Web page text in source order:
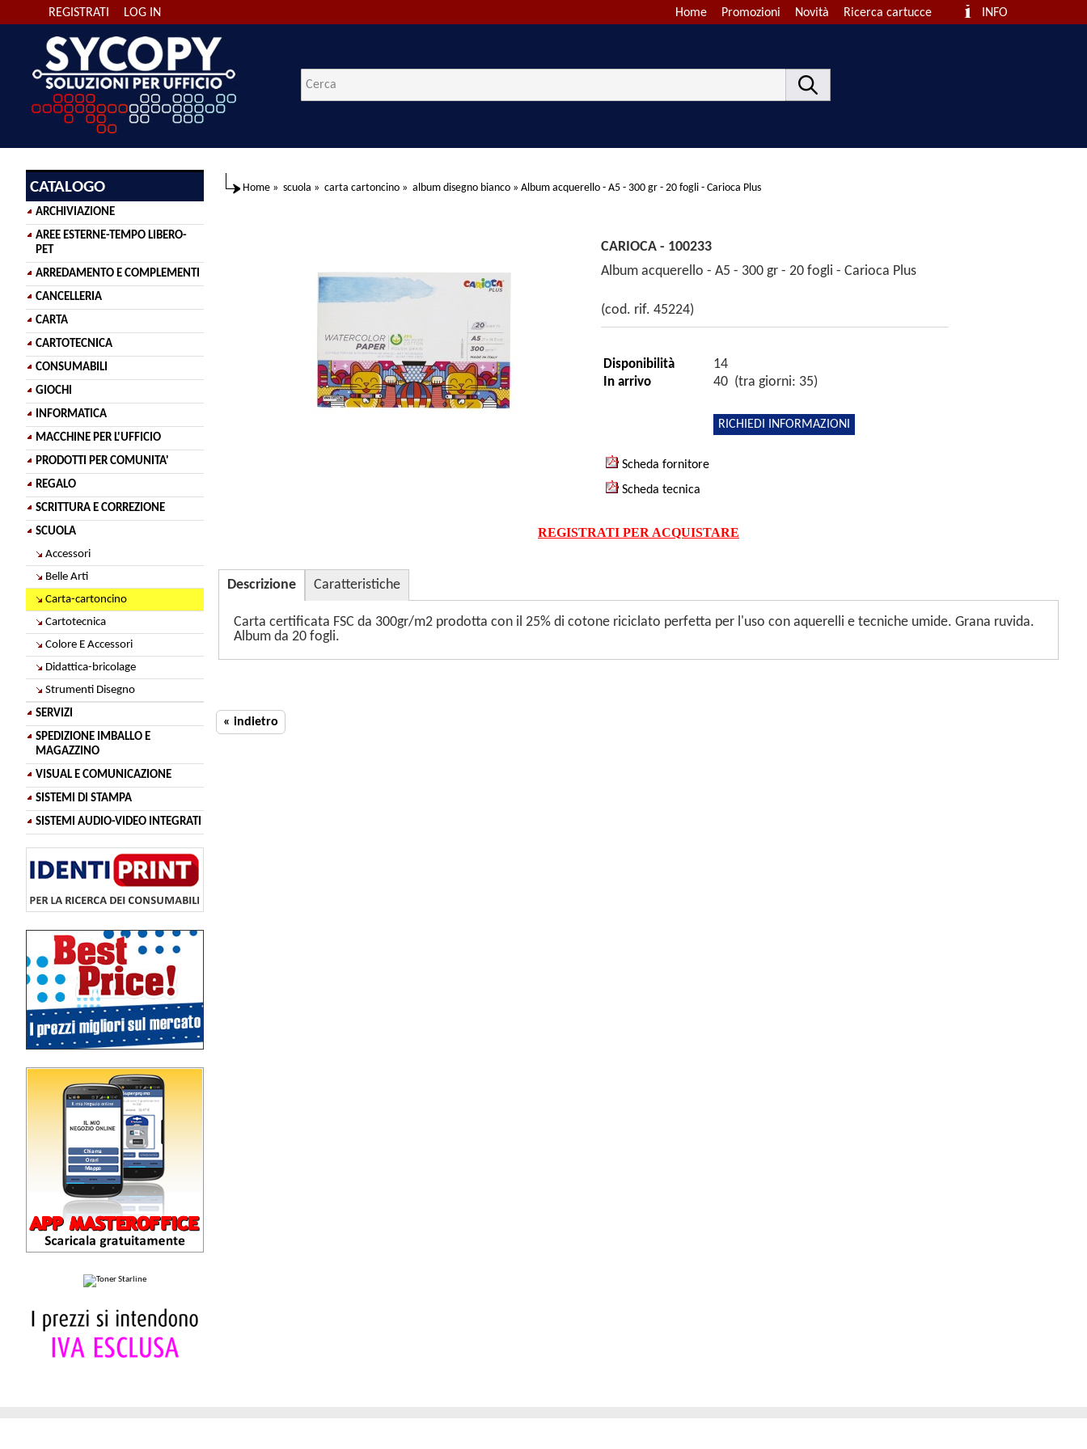
LOG IN
REGISTRATI INFO
Ricerca cartucce
Novità
Promozioni
Home
CATALOGO
ARCHIVIAZIONE
AREE ESTERNE-TEMPO LIBERO-
PET
ARREDAMENTO E COMPLEMENTI
CANCELLERIA
CARTA
CARTOTECNICA
CONSUMABILI
GIOCHI
INFORMATICA
MACCHINE PER L'UFFICIO
PRODOTTI PER COMUNITA'
REGALO
SCRITTURA E CORREZIONE
SCUOLA
Accessori
Belle Arti
Carta-cartoncino
Cartotecnica
Colore E Accessori
Didattica-bricolage
Strumenti Disegno
SERVIZI
SPEDIZIONE IMBALLO E
MAGAZZINO
VISUAL E COMUNICAZIONE
SISTEMI DI STAMPA
SISTEMI AUDIO-VIDEO INTEGRATI
Home » scuola » carta cartoncino » album disegno bianco » Album acquerello - A5 - 300 gr - 20 fogli - Carioca Plus
CARIOCA - 100233
Album acquerello - A5 - 300 gr - 20 fogli - Carioca Plus
(cod. rif. 45224)
Disponibilità 14
In arrivo 40 (tra giorni: 35)
RICHIEDI INFORMAZIONI
Scheda fornitore
Scheda tecnica
REGISTRATI PER ACQUISTARE
Descrizione Caratteristiche
Carta certificata FSC da 300gr/m2 prodotta con il 25% di cotone riciclato perfetta per l'uso con aquerelli e tecniche umide. Grana ruvida.
Album da 20 fogli.
« indietro